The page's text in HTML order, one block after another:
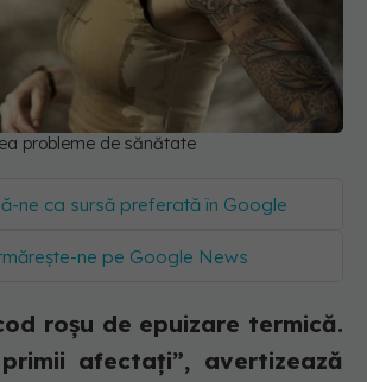
probleme de sănătate
ne ca sursă preferată în Google
ne pe Google News
roșu de epuizare termică.
afectați”, avertizează